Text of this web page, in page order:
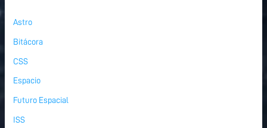
Astro
Bitácora
CSS
Espacio
Futuro Espacial
ISS